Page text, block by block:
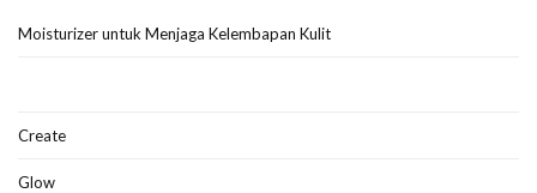
Moisturizer untuk Menjaga Kelembapan Kulit
Create
Glow